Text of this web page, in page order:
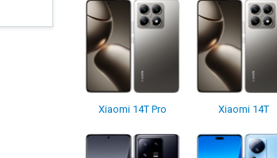
Xiaomi 14T Pro Xiaomi 14T